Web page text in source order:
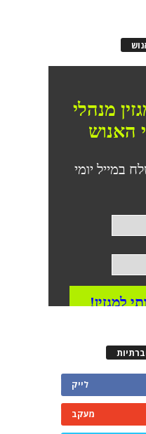
לייק
מעקב